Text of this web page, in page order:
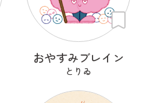
おやすみブレイン
とりゐ